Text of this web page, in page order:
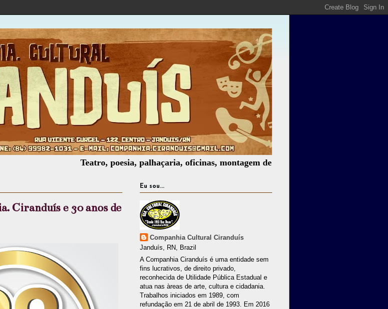
Teatro, poesia, palhaçaria, oficinas, montagem de espetáculos, assessoria cultural,
Ciranduís e 30 anos de
Eu sou...
Companhia Cultural Ciranduís
Janduís, RN, Brazil
A Companhia Ciranduís é uma entidade sem
fins lucrativos, de direito privado,
reconhecida de Utilidade Pública Estadual e
atua nas àreas de arte, cultura e cidadania.
Trabalhos iniciados em 1989, com
refundação em 21 de abril de 1993. Em 2016